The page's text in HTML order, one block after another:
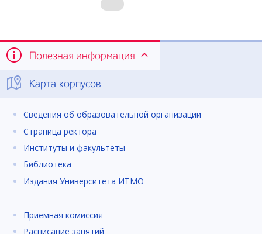
Полезная информация
Карта корпусов
Сведения об образовательной организации
Страница ректора
Институты и факультеты
Библиотека
Издания Университета ИТМО
Приемная комиссия
Расписание занятий